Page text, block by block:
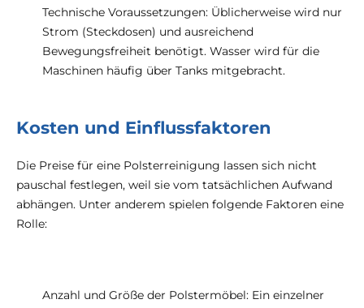
Technische Voraussetzungen: Üblicherweise wird nur
Strom (Steckdosen) und ausreichend
Bewegungsfreiheit benötigt. Wasser wird für die
Maschinen häufig über Tanks mitgebracht.
Kosten und Einflussfaktoren
Die Preise für eine Polsterreinigung lassen sich nicht
pauschal festlegen, weil sie vom tatsächlichen Aufwand
abhängen. Unter anderem spielen folgende Faktoren eine
Rolle:
Anzahl und Größe der Polstermöbel: Ein einzelner